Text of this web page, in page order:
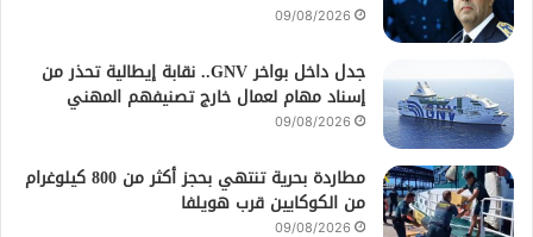
09/08/2026
جدل داخل بواخر GNV.. نقابة إيطالية تحذر من
إسناد مهام لعمال خارج تصنيفهم المهني
09/08/2026
مطاردة بحرية تنتهي بحجز أكثر من 800 كيلوغرام
من الكوكايين قرب هويلفا
09/08/2026